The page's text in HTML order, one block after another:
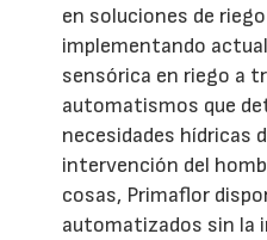
en soluciones de
implementando
sensórica en riego a
automatismos que
necesidades hídricas
intervención del
cosas, Primaflor
automatizados sin la